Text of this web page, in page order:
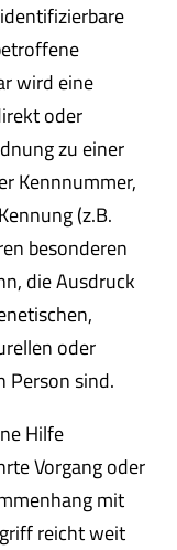
wird eine
oder
zu einer
Kennnummer,
(z.B.
besonderen
die Ausdruck
oder
Person sind.
Hilfe
Vorgang oder
mit
reicht weit